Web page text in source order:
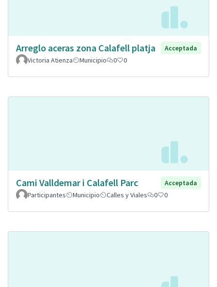
Arreglo aceras zona Calafell platja
Acceptada
Victoria Atienza
Municipio 0 0
Cami Valldemar i Calafell Parc
Acceptada
Participantes
Municipio Calles y Viales 0 0